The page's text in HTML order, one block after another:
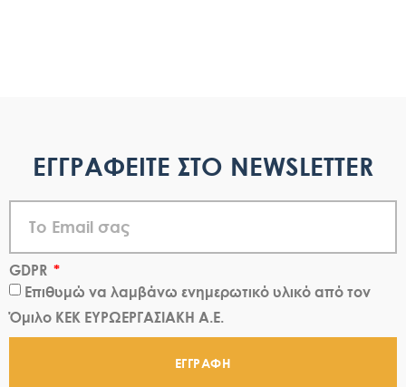
ΕΓΓΡΑΦΕΙΤΕ ΣΤΟ NEWSLETTER
GDPR
Επιθυμώ να λαμβάνω ενημερωτικό υλικό από τον
Όμιλο ΚΕΚ ΕΥΡΩΕΡΓΑΣΙΑΚΗ Α.Ε.
ΕΓΓΡΑΦΗ